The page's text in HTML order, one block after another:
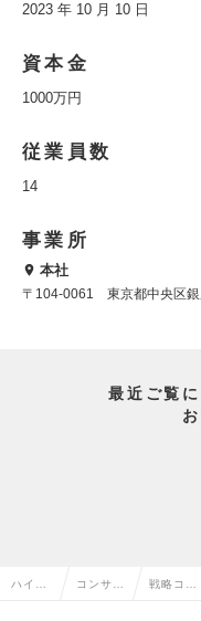
2023 年 10 月 10 日
資本金
1000万円
従業員数
14
事業所
本社
〒104-0061 東京都中央区銀
最近ご覧
ハイク コンサル 戦略コン